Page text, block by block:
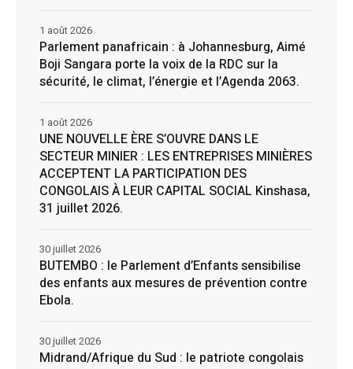
Parlement panafricain : à Johannesburg, Aimé
Boji Sangara porte la voix de la RDC sur la
sécurité, le climat, l’énergie et l’Agenda 2063.
1 août 2026
UNE NOUVELLE ÈRE S’OUVRE DANS LE
SECTEUR MINIER : LES ENTREPRISES MINIÈRES
ACCEPTENT LA PARTICIPATION DES
CONGOLAIS À LEUR CAPITAL SOCIAL Kinshasa,
31 juillet 2026.
1 août 2026
BUTEMBO : le Parlement d’Enfants sensibilise
des enfants aux mesures de prévention contre
Ebola.
30 juillet 2026
Midrand/Afrique du Sud : le patriote congolais
30 juillet 2026